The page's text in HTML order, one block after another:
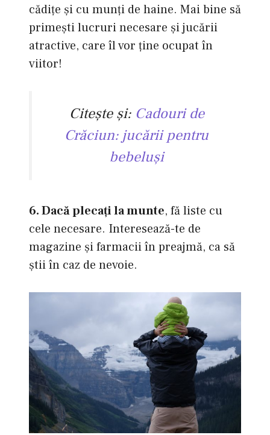
cădiţe şi cu munţi de haine. Mai bine să
primeşti lucruri necesare şi jucării
atractive, care îl vor ţine ocupat în
viitor!
Citeşte şi: Cadouri de
Crăciun: jucării pentru
bebeluşi
6. Dacă plecaţi la munte, fă liste cu
cele necesare. Interesează-te de
magazine şi farmacii în preajmă, ca să
ştii în caz de nevoie.